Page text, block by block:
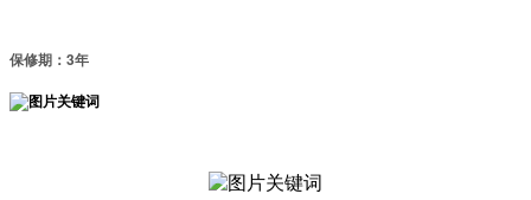
保修期： 3年